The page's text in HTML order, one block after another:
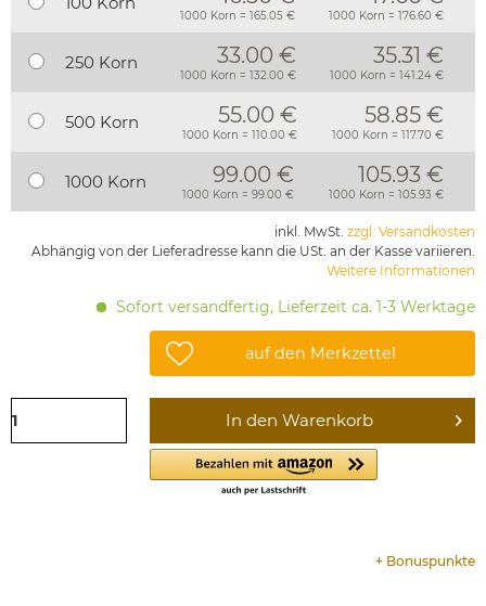
1000 Korn = 165.05 € 1000 Korn = 176.60 €
250 Korn 33.00 €
1000 Korn = 132.00 €
35.31 €
1000 Korn = 141.24 €
500 Korn 55.00 €
1000 Korn = 110.00 €
58.85 €
1000 Korn = 117.70 €
1000 Korn 99.00 €
1000 Korn = 99.00 €
105.93 €
1000 Korn = 105.93 €
inkl. MwSt. zzgl. Versandkosten
Abhängig von der Lieferadresse kann die USt. an der Kasse variieren.
Weitere Informationen
Sofort versandfertig, Lieferzeit ca. 1-3 Werktage
auf den Merkzettel
In den Warenkorb
+ Bonuspunkte